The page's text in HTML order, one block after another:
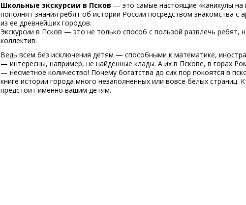
Школьные экскурсии в Псков — это самые настоящие «каникулы на
пополнят знания ребят об истории России посредством знакомства с
из ее древнейших городов.
Экскурсии в Псков — это не только способ с пользой развлечь ребят,
коллектив.
Ведь всем без исключения детям — способными к математике,
— интересны, например, не найденные клады. А их в Пскове, в горах
— несметное количество! Почему богатства до сих пор покоятся в
книге истории города много незаполненных или вовсе белых страниц.
предстоит именно вашим детям.